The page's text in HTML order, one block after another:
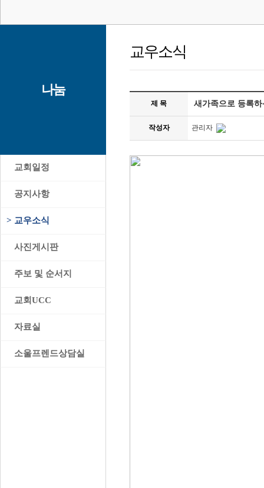
나눔
교회일정
공지사항
> 교우소식
사진게시판
주보 및 순서지
교회UCC
자료실
소울프렌드상담실
교우소식
제 목 새가족으로 등록
작성자 관리자